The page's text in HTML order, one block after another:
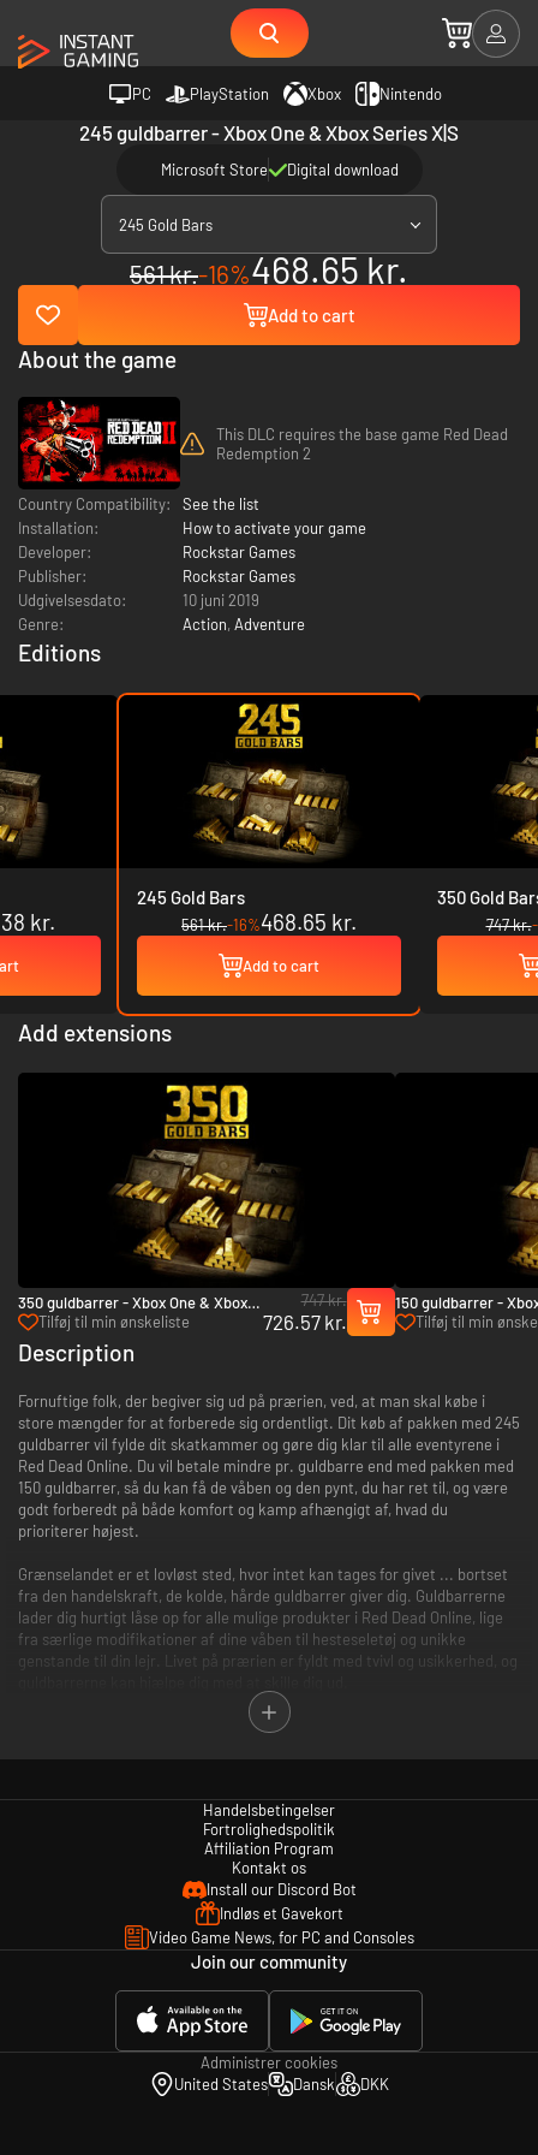
PC PlayStation Xbox Nintendo
245 guldbarrer - Xbox One & Xbox Series X|S
Microsoft Store Digital download
245 Gold Bars
561 kr.-16%468.65 kr.
Add to cart
About the game
This DLC requires the base game Red Dead
Redemption 2
Country Compatibility:
See the list
Installation:
How to activate your game
Developer:
Rockstar Games
Publisher:
Rockstar Games
Udgivelsesdato:
10 juni 2019
Genre:
Action, Adventure
Editions
kr.
245 Gold Bars
561 kr.-16%468.65 kr.
Add to cart
350 Gold
747 kr.
Add extensions
350 guldbarrer - Xbox One & Xbox
Series X|S
Tilføj til min ønskeliste
747 kr.
726.57 kr.
150 guldbarrer -
Series X|S
Tilføj til min
Description
Fornuftige folk, der begiver sig ud på prærien, ved, at man skal købe i
store mængder for at forberede sig ordentligt. Dit køb af pakken med 245
guldbarrer vil fylde dit skatkammer og gøre dig klar til alle eventyrene i
Red Dead Online. Du vil betale mindre pr. guldbarre end med pakken med
150 guldbarrer, så du kan få de våben og den pynt, du har ret til, og være
godt forberedt på både komfort og kamp afhængigt af, hvad du
prioriterer højest.
Grænselandet er et lovløst sted, hvor intet kan tages for givet ... bortset
fra den handelskraft, de kolde, hårde guldbarrer giver dig. Guldbarrerne
lader dig hurtigt låse op for alle mulige produkter i Red Dead Online, lige
fra særlige modifikationer af dine våben til hesteseletøj og unikke
genstande til din lejr. Livet på prærien er fyldt med tvivl og usikkerhed, og
Visse begrænsninger gælder for køb, brug og indløsning. Se
Handelsbetingelser
Fortrolighedspolitik
Affiliation Program
Kontakt os
Install our Discord Bot
Indløs et Gavekort
Video Game News, for PC and Consoles
Join our community
Administrer cookies
United States
Dansk DKK